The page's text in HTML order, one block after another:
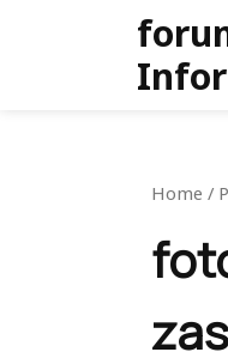
Home /